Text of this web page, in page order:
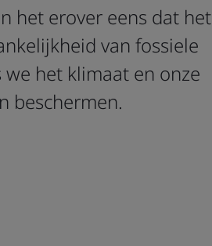
het erover eens dat het
van fossiele
het klimaat en onze
beschermen.